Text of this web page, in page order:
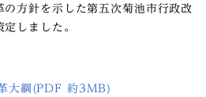
の方針を示した第五次菊池市行政改
しました。
大綱(PDF 約3MB)